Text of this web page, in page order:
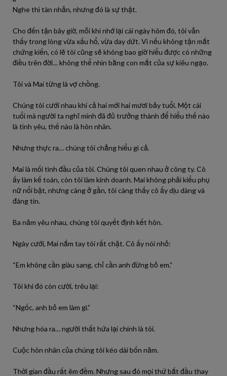
Nghe thì tàn nhẫn, nhưng đó là sự thật.
Cho đến tận bây giờ, mỗi khi nhớ lại cái ngày hôm đó, tôi vẫn
thấy trong lòng vừa xấu hổ, vừa day dứt. Vì nếu không tận mắt
chứng kiến, có lẽ tôi cũng sẽ không bao giờ hiểu được có những
điều trên đời… không thể nhìn bằng con mắt của sự kiêu ngạo.
Tôi và Mai từng là vợ chồng.
Chúng tôi cưới nhau khi cả hai mới hai mươi bảy tuổi. Một cái
tuổi mà người ta nghĩ mình đã đủ trưởng thành để hiểu thế nào
là tình yêu, thế nào là hôn nhân.
Nhưng thực ra… chúng tôi chẳng hiểu gì cả.
Mai là mối tình đầu của tôi. Chúng tôi quen nhau ở công ty. Cô
ấy làm kế toán, còn tôi làm kinh doanh. Mai không phải kiểu phụ
nữ nổi bật, nhưng càng ở gần, tôi càng thấy cô ấy dịu dàng và
đáng tin.
Ba năm yêu nhau, chúng tôi quyết định kết hôn.
Ngày cưới, Mai nắm tay tôi rất chặt. Cô ấy nói nhỏ:
“Em không cần giàu sang, chỉ cần anh đừng bỏ em.”
Tôi khi đó còn cười, trêu lại:
“Ngốc, anh bỏ em làm gì.”
Nhưng hóa ra… người thất hứa lại chính là tôi.
Cuộc hôn nhân của chúng tôi kéo dài bốn năm.
Thời gian đầu rất êm đềm. Nhưng sau đó mọi thứ bắt đầu thay